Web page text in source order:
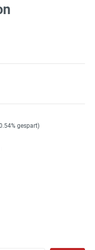
gespart)